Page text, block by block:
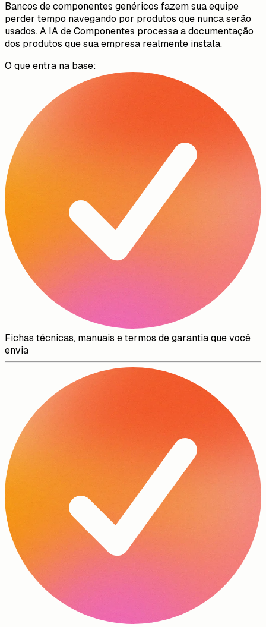
Bancos de componentes genéricos fazem sua equipe
perder tempo navegando por produtos que nunca serão
usados. A IA de Componentes processa a documentação
dos produtos que sua empresa realmente instala.
O que entra na base:
Fichas técnicas, manuais e termos de garantia que você
envia